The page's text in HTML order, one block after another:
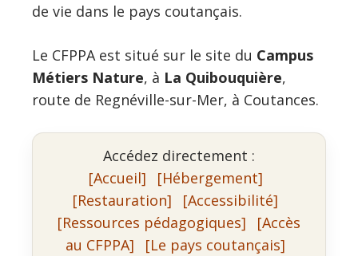
de vie dans le pays coutançais.
Le CFPPA est situé sur le site du Campus
Métiers Nature, à La Quibouquière,
route de Regnéville-sur-Mer, à Coutances.
Accédez directement :
[Accueil]
[Hébergement]
[Restauration]
[Accessibilité]
[Ressources pédagogiques]
[Accès
au CFPPA]
[Le pays coutançais]